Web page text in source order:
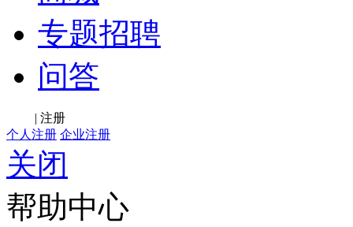
专题招聘
问答
| 注册
个人注册 企业注册
关闭
帮助中心